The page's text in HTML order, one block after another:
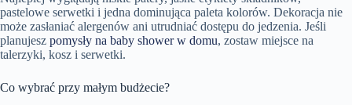
pastelowe serwetki i jedna dominująca paleta kolorów. Dekoracja nie
może zasłaniać alergenów ani utrudniać dostępu do jedzenia. Jeśli
planujesz pomysły na baby shower w domu, zostaw miejsce na
talerzyki, kosz i serwetki.
Co wybrać przy małym budżecie?